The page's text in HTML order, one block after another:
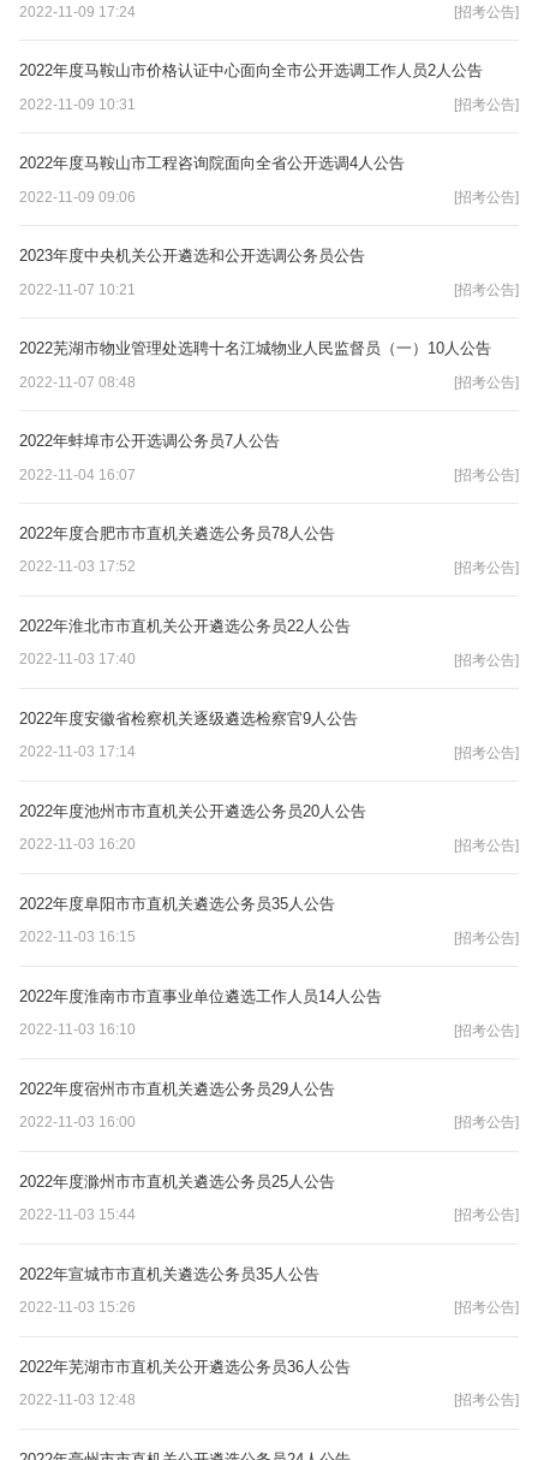
2022-11-09 17:24 [招考公告]
2022年度马鞍山市价格认证中心面向全市公开选调工作人员2人公告
2022-11-09 10:31 [招考公告]
2022年度马鞍山市工程咨询院面向全省公开选调4人公告
2022-11-09 09:06 [招考公告]
2023年度中央机关公开遴选和公开选调公务员公告
2022-11-07 10:21 [招考公告]
2022芜湖市物业管理处选聘十名江城物业人民监督员（一）10人公告
2022-11-07 08:48 [招考公告]
2022年蚌埠市公开选调公务员7人公告
2022-11-04 16:07 [招考公告]
2022年度合肥市市直机关遴选公务员78人公告
2022-11-03 17:52 [招考公告]
2022年淮北市市直机关公开遴选公务员22人公告
2022-11-03 17:40 [招考公告]
2022年度安徽省检察机关逐级遴选检察官9人公告
2022-11-03 17:14 [招考公告]
2022年度池州市市直机关公开遴选公务员20人公告
2022-11-03 16:20 [招考公告]
2022年度阜阳市市直机关遴选公务员35人公告
2022-11-03 16:15 [招考公告]
2022年度淮南市市直事业单位遴选工作人员14人公告
2022-11-03 16:10 [招考公告]
2022年度宿州市市直机关遴选公务员29人公告
2022-11-03 16:00 [招考公告]
2022年度滁州市市直机关遴选公务员25人公告
2022-11-03 15:44 [招考公告]
2022年宣城市市直机关遴选公务员35人公告
2022-11-03 15:26 [招考公告]
2022年芜湖市市直机关公开遴选公务员36人公告
2022-11-03 12:48 [招考公告]